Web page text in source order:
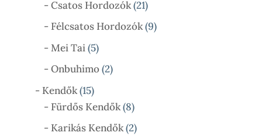
- Csatos Hordozók 2121
Termék
- Félcsatos Hordozók 99
- Mei Tai 55
Termék
- Onbuhimo 22
- Kendők 1515
Termék
- Fürdős Kendők 88
Termék
- Karikás Kendők 22